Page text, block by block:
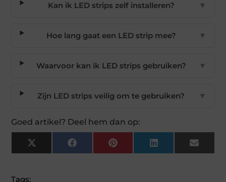
Kan ik LED strips zelf installeren? ▼
Hoe lang gaat een LED strip mee? ▼
Waarvoor kan ik LED strips gebruiken? ▼
Zijn LED strips veilig om te gebruiken? ▼
Goed artikel? Deel hem dan op:
X
(Twitter)
FacebookPinterest LinkedIn Email
Tags: